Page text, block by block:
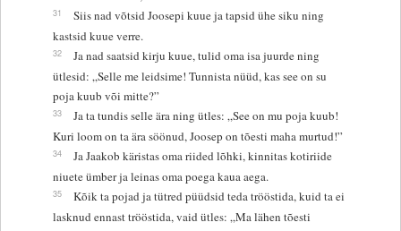
31
Siis nad võtsid Joosepi kuue ja tapsid ühe siku ning
kastsid kuue verre.
32
Ja nad saatsid kirju kuue, tulid oma isa juurde ning
ütlesid: „Selle me leidsime! Tunnista nüüd, kas see on su
poja kuub või mitte?”
33
Ja ta tundis selle ära ning ütles: „See on mu poja kuub!
Kuri loom on ta ära söönud, Joosep on tõesti maha murtud!”
34
Ja Jaakob käristas oma riided lõhki, kinnitas kotiriide
niuete ümber ja leinas oma poega kaua aega.
35
Kõik ta pojad ja tütred püüdsid teda trööstida, kuid ta ei
lasknud ennast trööstida, vaid ütles: „Ma lähen tõesti